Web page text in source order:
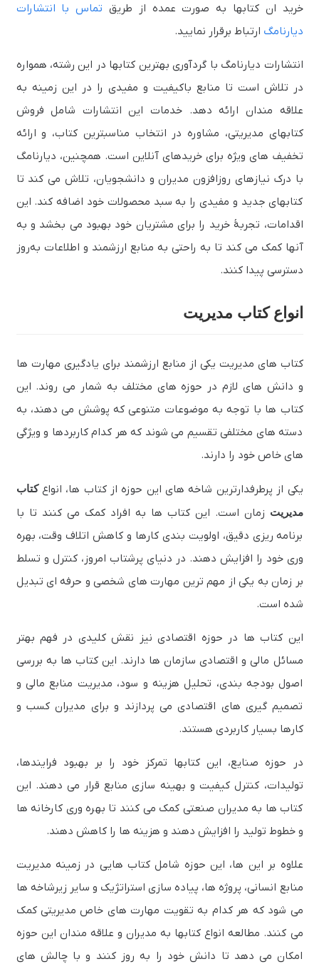
خرید ان کتابها به صورت عمده از طریق تماس با انتشارات
دیارنامگ ارتباط برقرار نمایید.
انتشارات دیارنامگ با گردآوری بهترین کتابها در این رشته، همواره
در تلاش است تا منابع باکیفیت و مفیدی را در این زمینه به
علاقه‌ مندان ارائه دهد. خدمات این انتشارات شامل فروش
کتابهای مدیریتی، مشاوره در انتخاب مناسبترین کتاب، و ارائه
تخفیف‌ های ویژه برای خریدهای آنلاین است. همچنین، دیارنامگ
با درک نیازهای روزافزون مدیران و دانشجویان، تلاش می‌ کند تا
کتابهای جدید و مفیدی را به سبد محصولات خود اضافه کند. این
اقدامات، تجربهٔ خرید را برای مشتریان خود بهبود می‌ بخشد و به
آنها کمک می‌ کند تا به راحتی به منابع ارزشمند و اطلاعات به‌روز
دسترسی پیدا کنند.
انواع کتاب مدیریت
کتاب های مدیریت یکی از منابع ارزشمند برای یادگیری مهارت ها
و دانش های لازم در حوزه های مختلف به شمار می روند. این
کتاب ها با توجه به موضوعات متنوعی که پوشش می دهند، به
دسته های مختلفی تقسیم می شوند که هر کدام کاربردها و ویژگی
های خاص خود را دارند.
یکی از پرطرفدارترین شاخه های این حوزه از کتاب ها، انواعکتاب
مدیریت زمان است. این کتاب ها به افراد کمک می کنند تا با
برنامه ریزی دقیق، اولویت بندی کارها و کاهش اتلاف وقت، بهره
وری خود را افزایش دهند. در دنیای پرشتاب امروز، کنترل و تسلط
بر زمان به یکی از مهم ترین مهارت های شخصی و حرفه ای تبدیل
شده است.
این کتاب ها در حوزه اقتصادی نیز نقش کلیدی در فهم بهتر
مسائل مالی و اقتصادی سازمان ها دارند. این کتاب ها به بررسی
اصول بودجه بندی، تحلیل هزینه و سود، مدیریت منابع مالی و
تصمیم گیری های اقتصادی می پردازند و برای مدیران کسب و
کارها بسیار کاربردی هستند.
در حوزه صنایع، این کتابها تمرکز خود را بر بهبود فرایندها،
تولیدات، کنترل کیفیت و بهینه سازی منابع قرار می دهند. این
کتاب ها به مدیران صنعتی کمک می کنند تا بهره وری کارخانه ها
و خطوط تولید را افزایش دهند و هزینه ها را کاهش دهند.
علاوه بر این ها، این حوزه شامل کتاب هایی در زمینه مدیریت
منابع انسانی، پروژه ها، پیاده سازی استراتژیک و سایر زیرشاخه ها
می شود که هر کدام به تقویت مهارت های خاص مدیریتی کمک
می کنند. مطالعه انواع کتابها به مدیران و علاقه مندان این حوزه
امکان می دهد تا دانش خود را به روز کنند و با چالش های